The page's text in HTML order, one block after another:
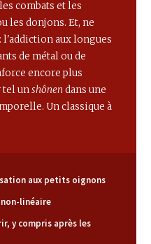
combats et les
les donjons. Et, ne
l'addiction aux longues
de métal ou de
encore plus
tel unshônen dans une
Un classique à
aux petits oignons
linéaire
y compris après les